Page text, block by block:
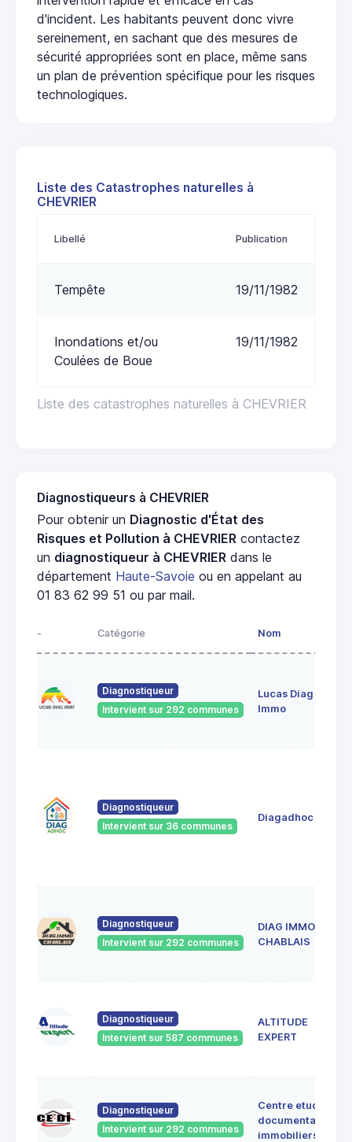
d'incident. Les habitants peuvent donc vivre
sereinement, en sachant que des mesures de
sécurité appropriées sont en place, même sans
un plan de prévention spécifique pour les risques
technologiques.
Liste des Catastrophes naturelles à
CHEVRIER
Liste des catastrophes naturelles à CHEVRIER
Libellé Publication
Tempête 19/11/1982
Inondations et/ou
Coulées de Boue
19/11/1982
Diagnostiqueurs à CHEVRIER
Pour obtenir un Diagnostic d'État des
Risques et Pollution à CHEVRIER contactez
un diagnostiqueur à CHEVRIER dans le
département Haute-Savoie ou en appelant au
01 83 62 99 51 ou par mail.
- Catégorie Nom
Diagnostiqueur
Intervient sur 292 communes
Lucas Diag
Immo
Diagnostiqueur
Intervient sur 36 communes
Diagadhoc
Diagnostiqueur
Intervient sur 292 communes
DIAG IMMO
CHABLAIS
Diagnostiqueur
Intervient sur 587 communes
ALTITUDE
EXPERT
Diagnostiqueur
Intervient sur 292 communes
Centre etudes
documentation
immobiliers